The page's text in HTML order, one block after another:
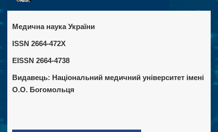
Медична наука України
ISSN 2664-472X
EISSN 2664-4738
Видавець: Національний медичний університет імені
О.О. Богомольця